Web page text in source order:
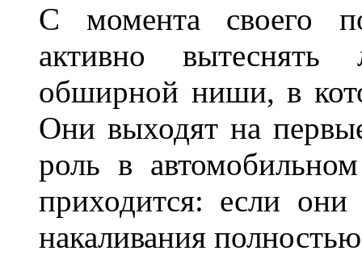
С момента своего
активно
обширной ниши, в
Они выходят на
роль в
приходится: если
накаливания